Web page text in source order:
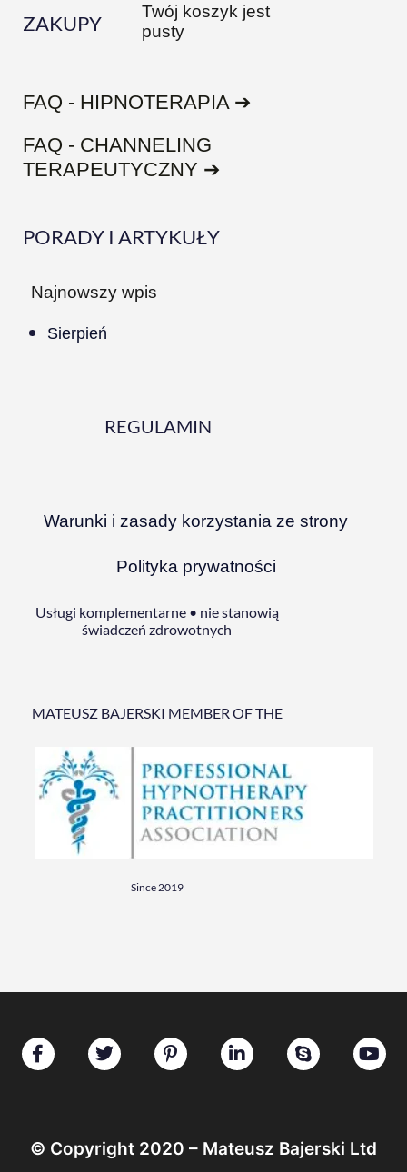
ZAKUPY
Twój koszyk jest
pusty
FAQ - HIPNOTERAPIA ➔
FAQ - CHANNELING
TERAPEUTYCZNY ➔
PORADY I ARTYKUŁY
Najnowszy wpis
Sierpień
REGULAMIN
Warunki i zasady korzystania ze strony
Polityka prywatności
Usługi komplementarne • nie stanowią
świadczeń zdrowotnych
MATEUSZ BAJERSKI MEMBER OF THE
Since 2019
© Copyright 2020 – Mateusz Bajerski Ltd